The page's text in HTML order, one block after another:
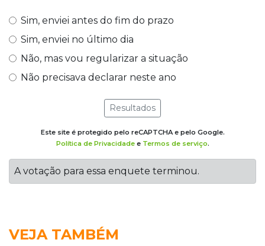
Sim, enviei antes do fim do prazo
Sim, enviei no último dia
Não, mas vou regularizar a situação
Não precisava declarar neste ano
Resultados
Este site é protegido pelo reCAPTCHA e pelo Google.
Política de Privacidadee Termos de serviço.
A votação para essa enquete terminou.
VEJA TAMBÉM